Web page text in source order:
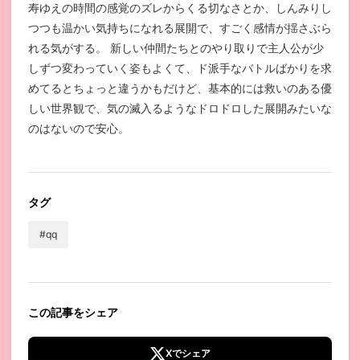
寿ゆえの時間の感覚のズレからくる切なさとか、しんみりし
つつも温かい気持ちになれる展開で、すごく感情が揺さぶら
れる気がする。 新しい仲間たちとのやり取りで主人公が少
しずつ変わっていく姿もよくて、ド派手なバトルばかりを求
めてるとちょっと違うかもだけど、基本的には救いのある優
しい世界観で、気の滅入るようなドロドロした展開みたいな
のはないので安心。
タグ
#qq
この記事をシェア
Xでシェア